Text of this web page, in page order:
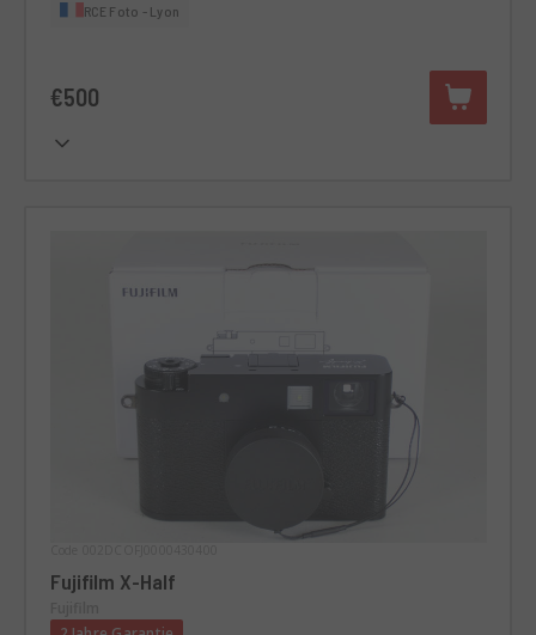
RCE Foto - Lyon
€500
Fujifilm X-Half